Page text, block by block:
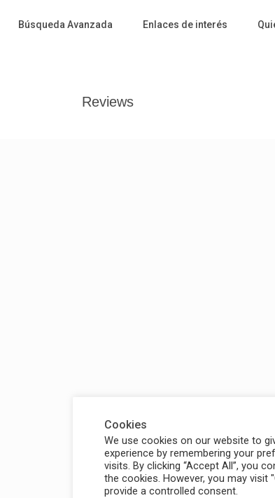
Búsqueda Avanzada Enlaces de interés
Reviews
Cookies
We use cookies on our website to
experience by remembering your
visits. By clicking “Accept All”, you
the cookies. However, you may visit
provide a controlled consent.